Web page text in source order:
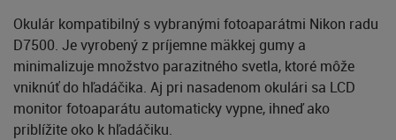
Okulár kompatibilný s vybranými fotoaparátmi Nikon radu
D7500. Je vyrobený z príjemne mäkkej gumy a
minimalizuje množstvo parazitného svetla, ktoré môže
vniknúť do hľadáčika. Aj pri nasadenom okulári sa LCD
monitor fotoaparátu automaticky vypne, ihneď ako
priblížite oko k hľadáčiku.